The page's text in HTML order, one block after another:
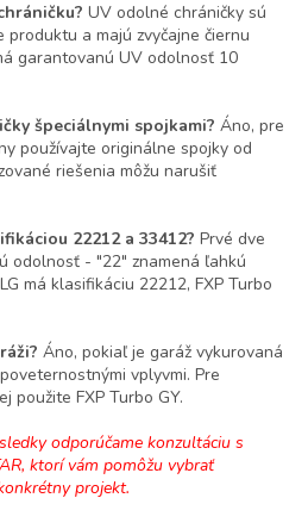
UV odolné chráničky sú
produktu a majú zvyčajne čiernu
garantovanú UV odolnosť 10
špeciálnymi spojkami? Áno, pre
používajte originálne spojky od
riešenia môžu narušiť
22212 a 33412? Prvé dve
odolnosť - "22" znamená ľahkú
má klasifikáciu 22212, FXP Turbo
Áno, pokiaľ je garáž vykurovaná
vplyvmi. Pre
použite FXP Turbo GY.
odporúčame konzultáciu s
ktorí vám pomôžu vybrať
projekt.